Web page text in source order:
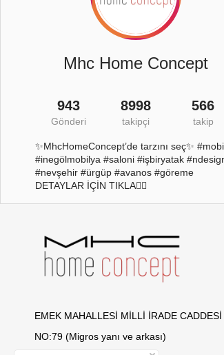
Mhc Home Concept
943
Gönderi
8998
takipçi
566
takip
✨MhcHomeConcept’de tarzını seç✨
#inegölmobilya #saloni #işbiryatak
#nevşehir #ürgüp #avanos #göreme
DETAYLAR İÇİN TIKLA👇🏻
EMEK MAHALLESİ MİLLİ İRADE CADDESİ
NO:79 (Migros yanı ve arkası)